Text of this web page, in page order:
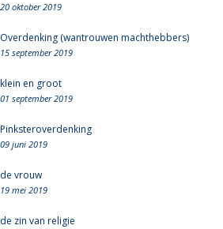
20 oktober 2019
Overdenking (wantrouwen machthebbers)
15 september 2019
klein en groot
01 september 2019
Pinksteroverdenking
09 juni 2019
de vrouw
19 mei 2019
de zin van religie